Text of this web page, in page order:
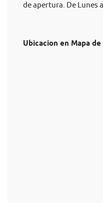
de apertura. De Lunes
Ubicacion en Mapa